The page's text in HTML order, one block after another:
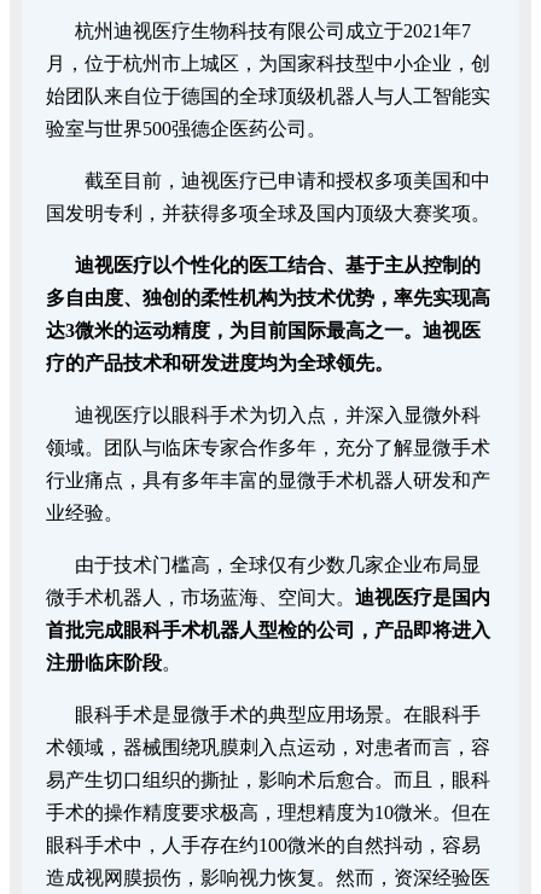
杭州迪视医疗生物科技有限公司成立于2021年7
月，位于杭州市上城区，为国家科技型中小企业，创
始团队来自位于德国的全球顶级机器人与人工智能实
验室与世界500强德企医药公司。
截至目前，迪视医疗已申请和授权多项美国和中
国发明专利，并获得多项全球及国内顶级大赛奖项。
迪视医疗以个性化的医工结合、基于主从控制的
多自由度、独创的柔性机构为技术优势，率先实现高
达3微米的运动精度，为目前国际最高之一。迪视医
疗的产品技术和研发进度均为全球领先。
迪视医疗以眼科手术为切入点，并深入显微外科
领域。团队与临床专家合作多年，充分了解显微手术
行业痛点，具有多年丰富的显微手术机器人研发和产
业经验。
由于技术门槛高，全球仅有少数几家企业布局显
微手术机器人，市场蓝海、空间大。 迪视医疗是国内
首批完成眼科手术机器人型检的公司，产品即将进入
注册临床阶段。
眼科手术是显微手术的典型应用场景。在眼科手
术领域，器械围绕巩膜刺入点运动，对患者而言，容
易产生切口组织的撕扯，影响术后愈合。而且，眼科
手术的操作精度要求极高，理想精度为10微米。但在
眼科手术中，人手存在约100微米的自然抖动，容易
造成视网膜损伤，影响视力恢复。然而，资深经验医